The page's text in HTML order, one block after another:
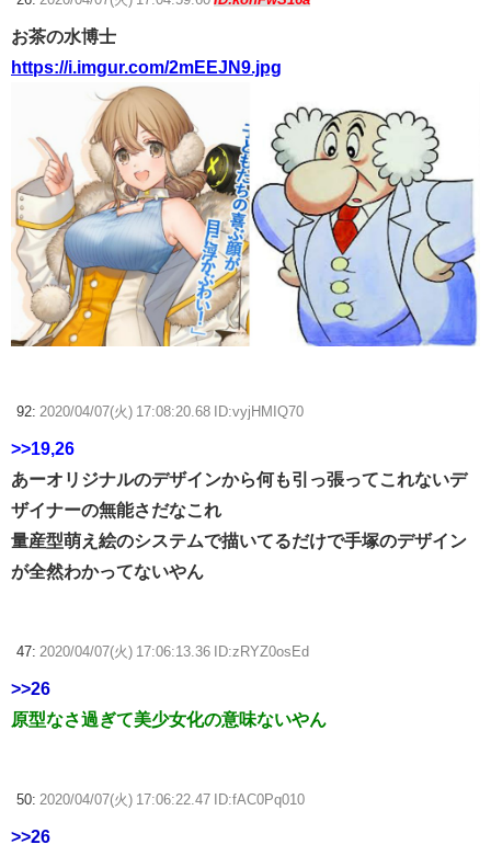
お茶の水博士
https://i.imgur.com/2mEEJN9.jpg
92: 2020/04/07(火) 17:08:20.68 ID:vyjHMIQ70
>>19 ,26
あーオリジナルのデザインから何も引っ張ってこれないデ
ザイナーの無能さだなこれ
量産型萌え絵のシステムで描いてるだけで手塚のデザイン
が全然わかってないやん
47: 2020/04/07(火) 17:06:13.36 ID:zRYZ0osEd
>>26
原型なさ過ぎて美少女化の意味ないやん
50: 2020/04/07(火) 17:06:22.47 ID:fAC0Pq010
>>26